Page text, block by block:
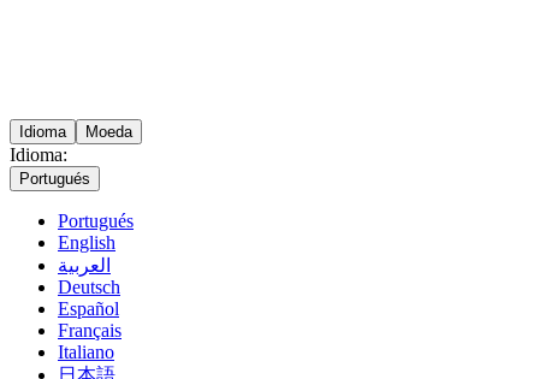
Idioma Moeda
Idioma:
Portugués
Portugués
English
العربية
Deutsch
Español
Français
Italiano
日本語